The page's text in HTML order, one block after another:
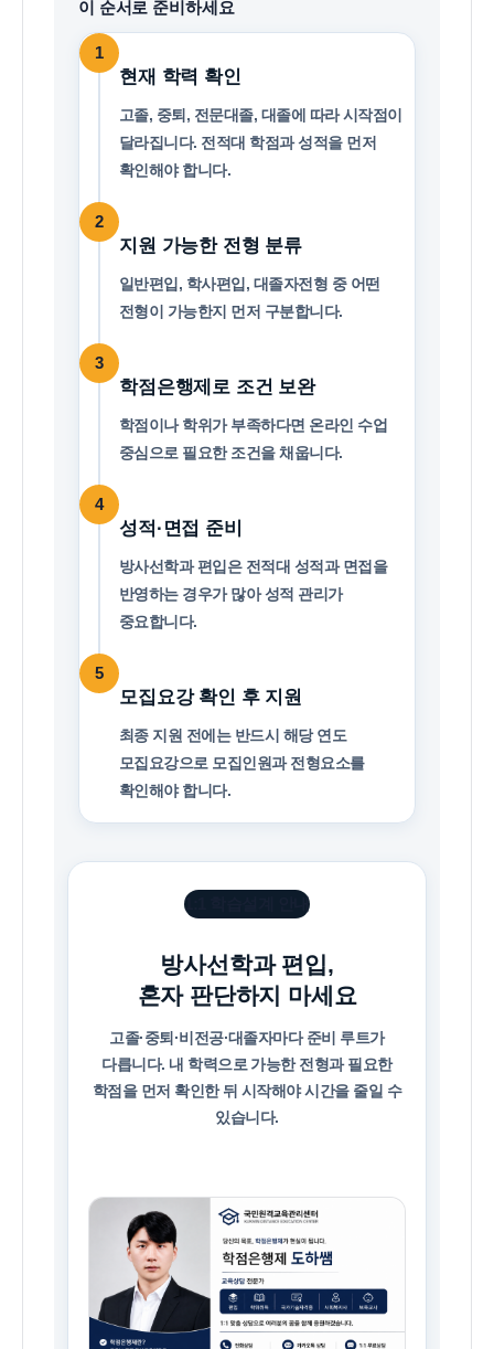
이 순서로 준비하세요
1
현재 학력 확인
고졸, 중퇴, 전문대졸, 대졸에 따라 시작점이
달라집니다. 전적대 학점과 성적을 먼저
확인해야 합니다.
2
지원 가능한 전형 분류
일반편입, 학사편입, 대졸자전형 중 어떤
전형이 가능한지 먼저 구분합니다.
3
학점은행제로 조건 보완
학점이나 학위가 부족하다면 온라인 수업
중심으로 필요한 조건을 채웁니다.
4
성적·면접 준비
방사선학과 편입은 전적대 성적과 면접을
반영하는 경우가 많아 성적 관리가
중요합니다.
5
모집요강 확인 후 지원
최종 지원 전에는 반드시 해당 연도
모집요강으로 모집인원과 전형요소를
확인해야 합니다.
1:1 학습설계 안내
방사선학과 편입,
혼자 판단하지 마세요
고졸·중퇴·비전공·대졸자마다 준비 루트가
다릅니다. 내 학력으로 가능한 전형과 필요한
학점을 먼저 확인한 뒤 시작해야 시간을 줄일 수
있습니다.